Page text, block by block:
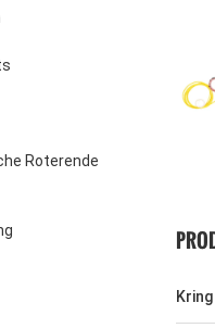
Roterende
Kring